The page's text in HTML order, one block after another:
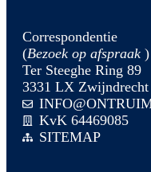
Correspondentie
(Bezoek op afspraak )
Ter Steeghe Ring 89
3331 LX Zwijndrecht
KvK 64469085
SITEMAP